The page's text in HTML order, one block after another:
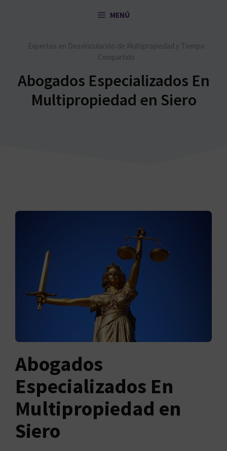
MENÚ
Expertos en Desvinculación de Multipropiedad y Tiempo
Compartido
Abogados Especializados En
Multipropiedad en Siero
Abogados
Especializados En
Multipropiedad en
Siero